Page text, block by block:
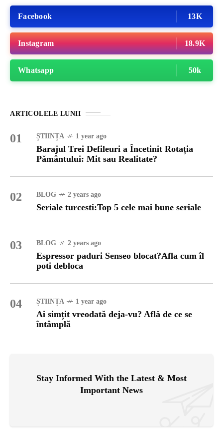
Facebook 13K
Instagram 18.9K
Whatsapp 50k
ARTICOLELE LUNII
01 ȘTIINȚA 1 year ago
Barajul Trei Defileuri a Încetinit Rotația
Pământului: Mit sau Realitate?
02 BLOG 2 years ago
Seriale turcesti:Top 5 cele mai bune seriale
03 BLOG 2 years ago
Espressor paduri Senseo blocat?Afla cum îl
poti debloca
04 ȘTIINȚA 1 year ago
Ai simțit vreodată deja-vu? Află de ce se
întâmplă
Stay Informed With the Latest & Most
Important News